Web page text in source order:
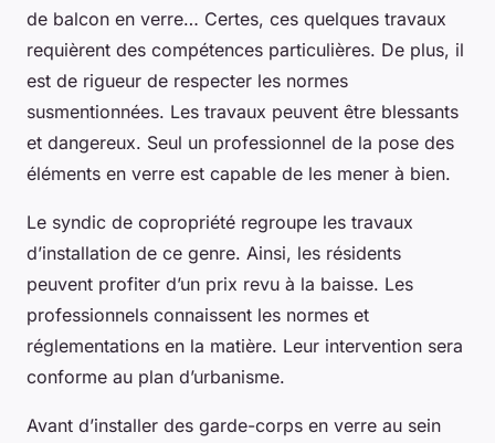
de balcon en verre… Certes, ces quelques travaux
requièrent des compétences particulières. De plus, il
est de rigueur de respecter les normes
susmentionnées. Les travaux peuvent être blessants
et dangereux. Seul un professionnel de la pose des
éléments en verre est capable de les mener à bien.
Le syndic de copropriété regroupe les travaux
d’installation de ce genre. Ainsi, les résidents
peuvent profiter d’un prix revu à la baisse. Les
professionnels connaissent les normes et
réglementations en la matière. Leur intervention sera
conforme au plan d’urbanisme.
Avant d’installer des garde-corps en verre au sein